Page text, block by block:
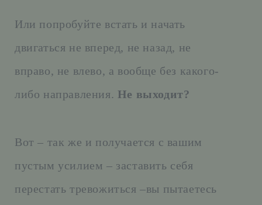
Или попробуйте встать и начать
двигаться не вперед, не назад, не
вправо, не влево, а вообще без какого-
либо направления. Не выходит?
Вот – так же и получается с вашим
пустым усилием – заставить себя
перестать тревожиться –вы пытаетесь